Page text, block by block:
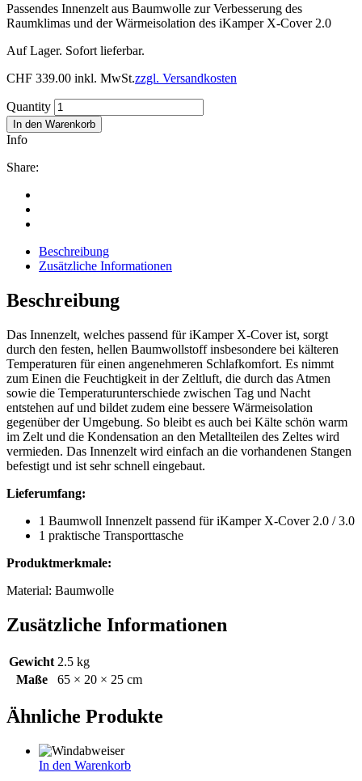
Passendes Innenzelt aus Baumwolle zur Verbesserung des
Raumklimas und der Wärmeisolation des iKamper X-Cover 2.0
Auf Lager. Sofort lieferbar.
CHF 339.00 inkl. MwSt.zzgl. Versandkosten
Quantity
In den Warenkorb
Info
Share:
Beschreibung
Zusätzliche Informationen
Beschreibung
Das Innenzelt, welches passend für iKamper X-Cover ist, sorgt
durch den festen, hellen Baumwollstoff insbesondere bei kälteren
Temperaturen für einen angenehmeren Schlafkomfort. Es nimmt
zum Einen die Feuchtigkeit in der Zeltluft, die durch das Atmen
sowie die Temperaturunterschiede zwischen Tag und Nacht
entstehen auf und bildet zudem eine bessere Wärmeisolation
gegenüber der Umgebung. So bleibt es auch bei Kälte schön warm
im Zelt und die Kondensation an den Metallteilen des Zeltes wird
vermieden. Das Innenzelt wird einfach an die vorhandenen Stangen
befestigt und ist sehr schnell eingebaut.
Lieferumfang:
1 Baumwoll Innenzelt passend für iKamper X-Cover 2.0 / 3.0
1 praktische Transporttasche
Produktmerkmale:
Material: Baumwolle
Zusätzliche Informationen
Gewicht 2.5 kg
Maße
65 × 20 × 25 cm
Ähnliche Produkte
In den Warenkorb